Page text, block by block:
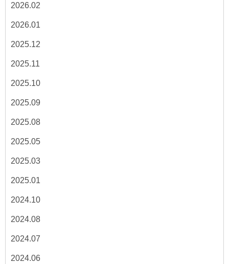
2026.02
2026.01
2025.12
2025.11
2025.10
2025.09
2025.08
2025.05
2025.03
2025.01
2024.10
2024.08
2024.07
2024.06